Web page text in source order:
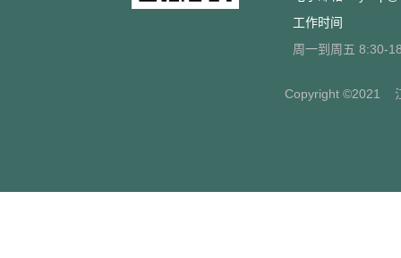
工作时间
周一到周五 8:30-
Copyright ©2021